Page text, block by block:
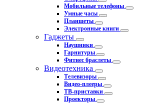
Мобильные телефоны
Умные часы
Планшеты
Электронные книги
Гаджеты
Наушники
Гарнитуры
Фитнес браслеты
Видеотехника
Телевизоры
Видео-плееры
ТВ-приставки
Проекторы